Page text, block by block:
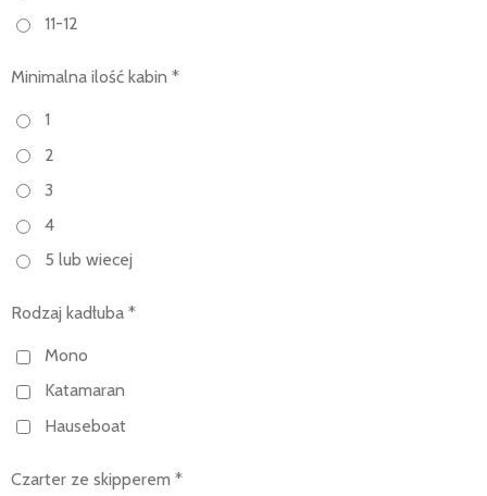
11-12
Minimalna ilość kabin *
1
2
3
4
5 lub wiecej
Rodzaj kadłuba *
Mono
Katamaran
Hauseboat
Czarter ze skipperem *